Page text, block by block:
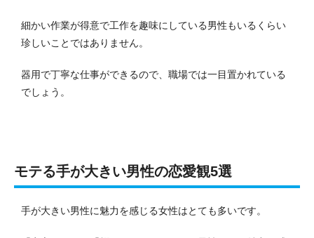
細かい作業が得意で工作を趣味にしている男性もいるくらい
珍しいことではありません。
器用で丁寧な仕事ができるので、職場では一目置かれている
でしょう。
モテる手が大きい男性の恋愛観5選
手が大きい男性に魅力を感じる女性はとても多いです。